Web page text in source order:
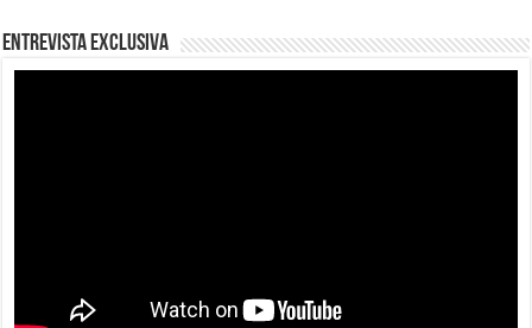
Entrevista Exclusiva